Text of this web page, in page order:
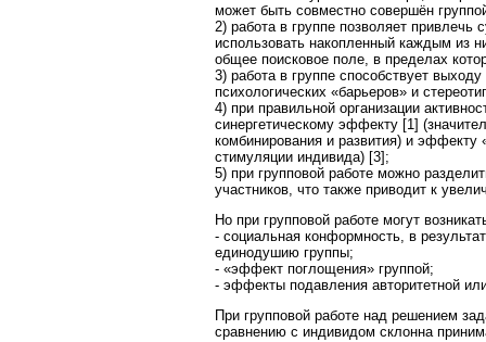
может быть совместно совершён
2) работа в группе позволяет
использовать накопленный каждым из
общее поисковое поле, в пределах
3) работа в группе способствует
психологических «барьеров» и
4) при правильной организации
синергетическому эффекту [1]
комбинирования и развития) и
стимуляции индивида) [3];
5) при групповой работе можно
участников, что также приводит к
Но при групповой работе могут
- социальная конформность, в
единодушию группы;
- «эффект поглощения» группой;
- эффекты подавления авторитетной
При групповой работе над решением
сравнению с индивидом склонна